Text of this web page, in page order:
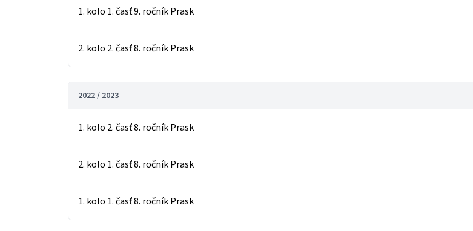
1. kolo 1. časť 9. ročník Prask
2. kolo 2. časť 8. ročník Prask
2022 / 2023
1. kolo 2. časť 8. ročník Prask
2. kolo 1. časť 8. ročník Prask
1. kolo 1. časť 8. ročník Prask